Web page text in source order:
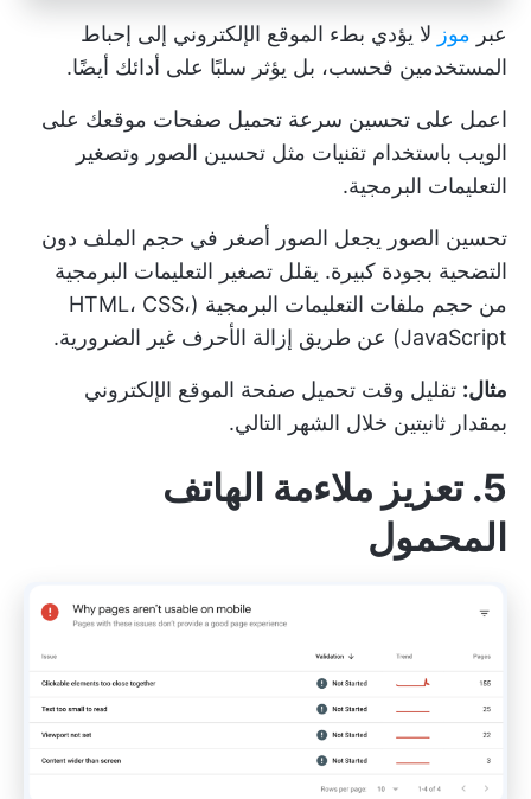
عبر موز لا يؤدي بطء الموقع الإلكتروني إلى إحباط
المستخدمين فحسب، بل يؤثر سلبًا على أدائك أيضًا.
اعمل على تحسين سرعة تحميل صفحات موقعك على
الويب باستخدام تقنيات مثل تحسين الصور وتصغير
التعليمات البرمجية.
تحسين الصور يجعل الصور أصغر في حجم الملف دون
التضحية بجودة كبيرة. يقلل تصغير التعليمات البرمجية
من حجم ملفات التعليمات البرمجية (HTML، CSS،
JavaScript) عن طريق إزالة الأحرف غير الضرورية.
مثال: تقليل وقت تحميل صفحة الموقع الإلكتروني
بمقدار ثانيتين خلال الشهر التالي.
5. تعزيز ملاءمة الهاتف
المحمول